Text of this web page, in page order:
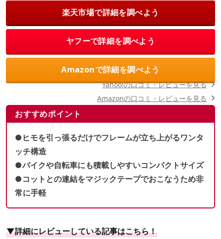
楽天市場で詳細を調べよう
ヤフーで詳細を調べよう
Amazonで詳細を調べよう
おすすめポイント
●ヒモを引っ張るだけでフレームが立ち上がるワンタ
ッチ構造
●バイクや自転車にも積載しやすいコンパクトサイズ
●コットとの連結をマジックテープでおこなうため非
常に手軽
Yahoo!の口コミ・レビューを見る
Amazonの口コミ・レビューを見る
▼詳細にレビューしている記事はこちら！